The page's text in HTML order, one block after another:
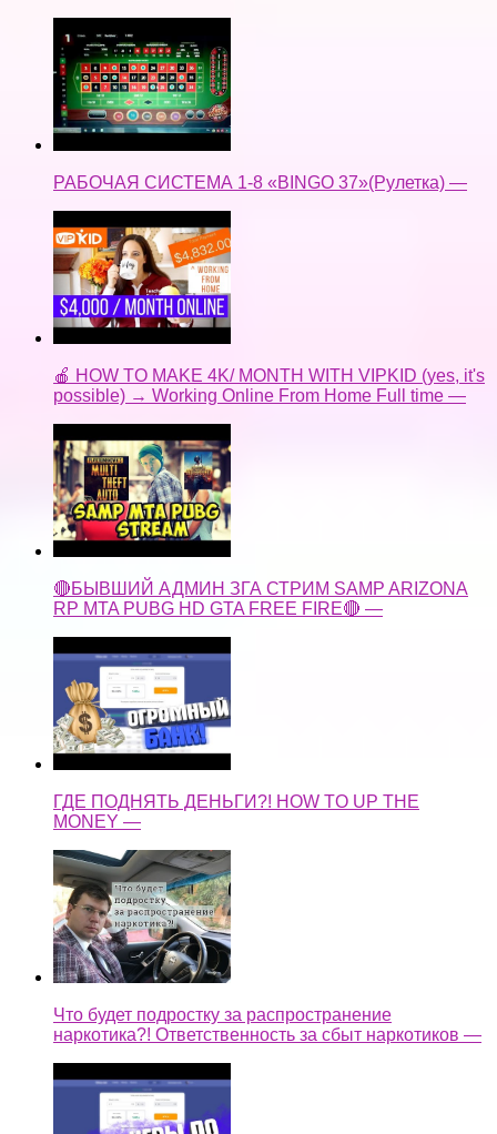
РАБОЧАЯ СИСТЕМА 1-8 «BINGO 37»(Рулетка) —
🍎 HOW TO MAKE 4K/ MONTH WITH VIPKID (yes, it's
possible) → Working Online From Home Full time —
🔴БЫВШИЙ АДМИН ЗГА СТРИМ SAMP ARIZONA
RP MTA PUBG HD GTA FREE FIRE🔴 —
ГДЕ ПОДНЯТЬ ДЕНЬГИ?! HOW TO UP THE
MONEY —
Что будет подростку за распространение
наркотика?! Ответственность за сбыт наркотиков —